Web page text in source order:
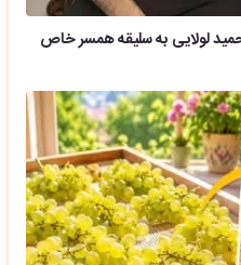
لولایی به سلیقه همسر خاص